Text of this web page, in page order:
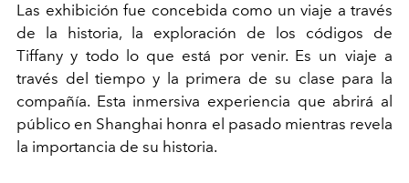
Las exhibición fue concebida como un viaje a través
de la historia, la exploración de los códigos de
Tiffany y todo lo que está por venir. Es un viaje a
través del tiempo y la primera de su clase para la
compañía. Esta inmersiva experiencia que abrirá al
público en Shanghai honra el pasado mientras revela
la importancia de su historia.